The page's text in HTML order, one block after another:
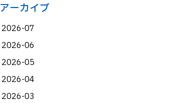
アーカイブ
2026-07
2026-06
2026-05
2026-04
2026-03